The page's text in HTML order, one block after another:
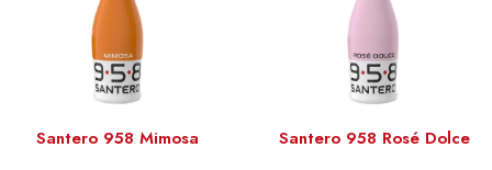
Santero 958 Mimosa
Santero 958 Rosé Dolce